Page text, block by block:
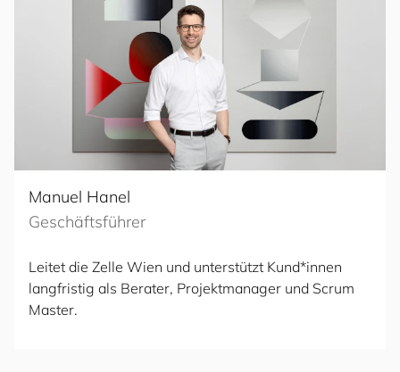
Manuel Hanel
Geschäftsführer
Leitet die Zelle Wien und unterstützt Kund*innen
langfristig als Berater, Projektmanager und Scrum
Master.